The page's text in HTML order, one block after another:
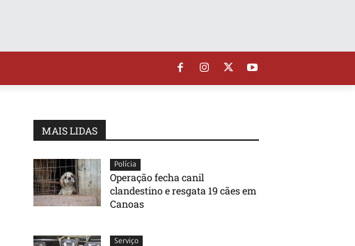
MAIS LIDAS
Polícia
Operação fecha canil
clandestino e resgata 19 cães em
Canoas
Serviço